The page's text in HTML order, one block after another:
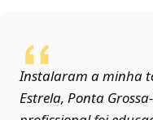
Instalaram a minha
Estrela, Ponta